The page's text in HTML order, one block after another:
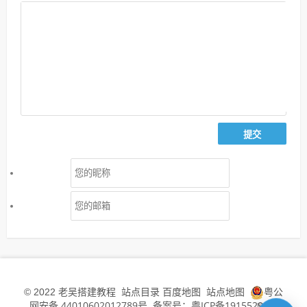
© 2022 老吴搭建教程 站点目录 百度地图 站点地图
粤公